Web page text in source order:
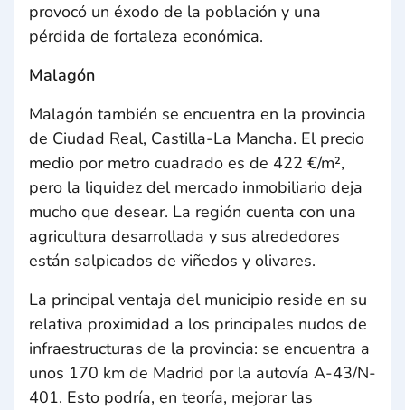
provocó un éxodo de la población y una
pérdida de fortaleza económica.
Malagón
Malagón también se encuentra en la provincia
de Ciudad Real, Castilla-La Mancha. El precio
medio por metro cuadrado es de 422 €/m²,
pero la liquidez del mercado inmobiliario deja
mucho que desear. La región cuenta con una
agricultura desarrollada y sus alrededores
están salpicados de viñedos y olivares.
La principal ventaja del municipio reside en su
relativa proximidad a los principales nudos de
infraestructuras de la provincia: se encuentra a
unos 170 km de Madrid por la autovía A-43/N-
401. Esto podría, en teoría, mejorar las